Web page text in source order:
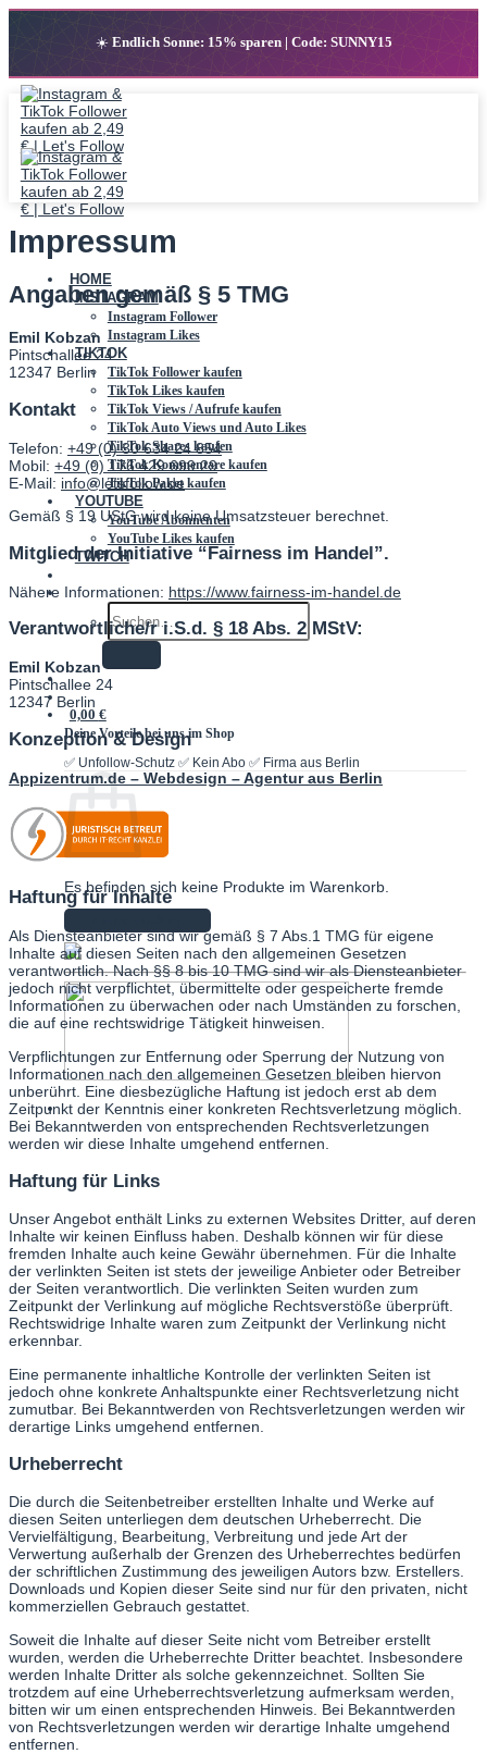
☀️ Endlich Sonne: 15% sparen | Code: SUNNY15
Zum
Inhalt
springen
HOME
INSTAGRAM
Instagram Follower
Instagram Likes
TIKTOK
TikTok Follower kaufen
TikTok Likes kaufen
TikTok Views / Aufrufe kaufen
TikTok Auto Views und Auto Likes
TikTok Shares kaufen
TikTok Kommentare kaufen
TikTok Paket kaufen
YOUTUBE
YouTube Abonnenten
YouTube Likes kaufen
TWITCH
SUCHEN
NACH:
0,00 €
Es befinden sich keine Produkte im Warenkorb.
Impressum
Angaben gemäß § 5 TMG
Emil Kobzan
Pintschallee 24
12347 Berlin
Kontakt
Telefon: +49 (0) 30 634 24 854
Mobil: +49 (0) 176 429 699 29
E-Mail: info@letsfollow.de
Gemäß § 19 UStG wird keine Umsatzsteuer berechnet.
Mitglied der Initiative “Fairness im Handel”.
Nähere Informationen: https://www.fairness-im-handel.de
Verantwortliche/r i.S.d. § 18 Abs. 2 MStV:
Emil Kobzan
Pintschallee 24
12347 Berlin
Konzeption & Design
Appizentrum.de – Webdesign – Agentur aus Berlin
Haftung für Inhalte
Als Diensteanbieter sind wir gemäß § 7 Abs.1 TMG für eigene
Inhalte auf diesen Seiten nach den allgemeinen Gesetzen
verantwortlich. Nach §§ 8 bis 10 TMG sind wir als Diensteanbieter
jedoch nicht verpflichtet, übermittelte oder gespeicherte fremde
Informationen zu überwachen oder nach Umständen zu forschen,
die auf eine rechtswidrige Tätigkeit hinweisen.
Verpflichtungen zur Entfernung oder Sperrung der Nutzung von
Informationen nach den allgemeinen Gesetzen bleiben hiervon
unberührt. Eine diesbezügliche Haftung ist jedoch erst ab dem
Zeitpunkt der Kenntnis einer konkreten Rechtsverletzung möglich.
Bei Bekanntwerden von entsprechenden Rechtsverletzungen
werden wir diese Inhalte umgehend entfernen.
Haftung für Links
Unser Angebot enthält Links zu externen Websites Dritter, auf deren
Inhalte wir keinen Einfluss haben. Deshalb können wir für diese
fremden Inhalte auch keine Gewähr übernehmen. Für die Inhalte
der verlinkten Seiten ist stets der jeweilige Anbieter oder Betreiber
der Seiten verantwortlich. Die verlinkten Seiten wurden zum
Zeitpunkt der Verlinkung auf mögliche Rechtsverstöße überprüft.
Rechtswidrige Inhalte waren zum Zeitpunkt der Verlinkung nicht
erkennbar.
Eine permanente inhaltliche Kontrolle der verlinkten Seiten ist
jedoch ohne konkrete Anhaltspunkte einer Rechtsverletzung nicht
zumutbar. Bei Bekanntwerden von Rechtsverletzungen werden wir
derartige Links umgehend entfernen.
Urheberrecht
Die durch die Seitenbetreiber erstellten Inhalte und Werke auf
diesen Seiten unterliegen dem deutschen Urheberrecht. Die
Vervielfältigung, Bearbeitung, Verbreitung und jede Art der
Verwertung außerhalb der Grenzen des Urheberrechtes bedürfen
der schriftlichen Zustimmung des jeweiligen Autors bzw. Erstellers.
Downloads und Kopien dieser Seite sind nur für den privaten, nicht
kommerziellen Gebrauch gestattet.
Soweit die Inhalte auf dieser Seite nicht vom Betreiber erstellt
wurden, werden die Urheberrechte Dritter beachtet. Insbesondere
werden Inhalte Dritter als solche gekennzeichnet. Sollten Sie
trotzdem auf eine Urheberrechtsverletzung aufmerksam werden,
bitten wir um einen entsprechenden Hinweis. Bei Bekanntwerden
von Rechtsverletzungen werden wir derartige Inhalte umgehend
entfernen.